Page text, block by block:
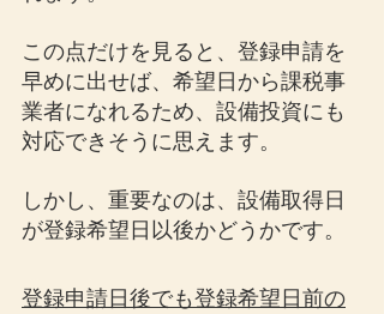
この点だけを見ると、登録申請を
早めに出せば、希望日から課税事
業者になれるため、設備投資にも
対応できそうに思えます。
しかし、重要なのは、設備取得日
が登録希望日以後かどうかです。
登録申請日後でも登録希望日前の